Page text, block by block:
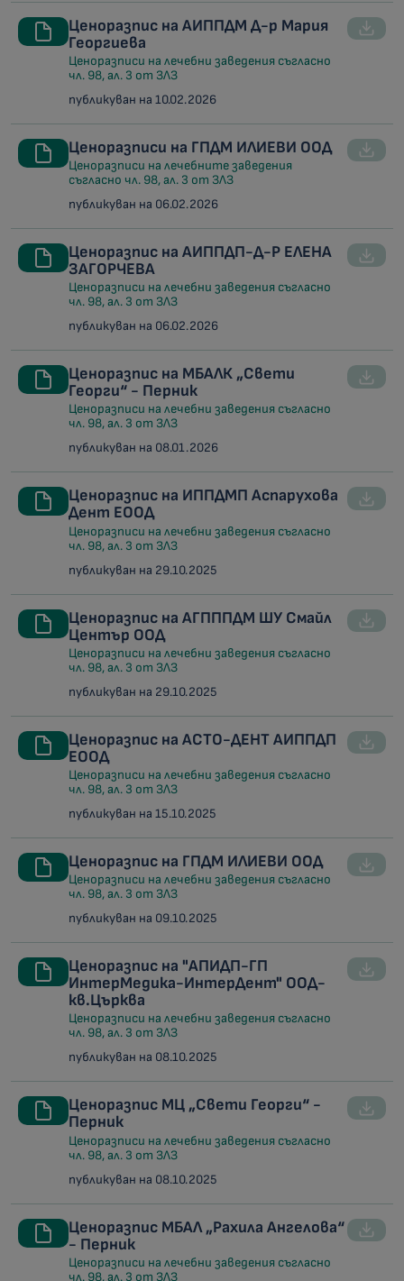
Ценоразпис на АИППДМ Д-р Мария
Георгиева
Ценоразписи на лечебни заведения съгласно
чл. 98, ал. 3 от ЗЛЗ
публикуван на 10.02.2026
Ценоразписи на ГПДМ ИЛИЕВИ ООД
Ценоразписи на лечебните заведения
съгласно чл. 98, ал. 3 от ЗЛЗ
публикуван на 06.02.2026
Ценоразпис на АИППДП-Д-Р ЕЛЕНА
ЗАГОРЧЕВА
Ценоразписи на лечебни заведения съгласно
чл. 98, ал. 3 от ЗЛЗ
публикуван на 06.02.2026
Ценоразпис на МБАЛК „Свети
Георги“ - Перник
Ценоразписи на лечебни заведения съгласно
чл. 98, ал. 3 от ЗЛЗ
публикуван на 08.01.2026
Ценоразпис на ИППДМП Аспарухова
Дент ЕООД
Ценоразписи на лечебни заведения съгласно
чл. 98, ал. 3 от ЗЛЗ
публикуван на 29.10.2025
Ценоразпис на АГПППДМ ШУ Смайл
Център ООД
Ценоразписи на лечебни заведения съгласно
чл. 98, ал. 3 от ЗЛЗ
публикуван на 29.10.2025
Ценоразпис на АСТО-ДЕНТ АИППДП
ЕООД
Ценоразписи на лечебни заведения съгласно
чл. 98, ал. 3 от ЗЛЗ
публикуван на 15.10.2025
Ценоразпис на ГПДМ ИЛИЕВИ ООД
Ценоразписи на лечебни заведения съгласно
чл. 98, ал. 3 от ЗЛЗ
публикуван на 09.10.2025
Ценоразпис на "АПИДП-ГП
ИнтерМедика-ИнтерДент" ООД-
кв.Църква
Ценоразписи на лечебни заведения съгласно
чл. 98, ал. 3 от ЗЛЗ
публикуван на 08.10.2025
Ценоразпис МЦ „Свети Георги“ -
Перник
Ценоразписи на лечебни заведения съгласно
чл. 98, ал. 3 от ЗЛЗ
публикуван на 08.10.2025
Ценоразпис МБАЛ „Рахила Ангелова“
- Перник
Ценоразписи на лечебни заведения съгласно
чл. 98, ал. 3 от ЗЛЗ